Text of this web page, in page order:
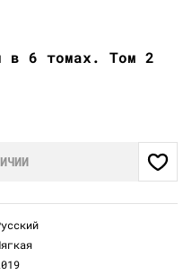
в 6 томах. Том 2